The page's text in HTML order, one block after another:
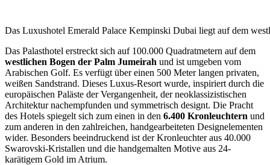
Das Luxushotel Emerald Palace Kempinski Dubai liegt auf dem
Das Palasthotel erstreckt sich auf 100.000 Quadratmetern auf dem
westlichen Bogen der Palm Jumeirah und ist umgeben vom
Arabischen Golf. Es verfügt über einen 500 Meter langen privaten,
weißen Sandstrand. Dieses Luxus-Resort wurde, inspiriert durch die
europäischen Paläste der Vergangenheit, der neoklassizistischen
Architektur nachempfunden und symmetrisch designt. Die Pracht
des Hotels spiegelt sich zum einen in den 6.400 Kronleuchtern und
zum anderen in den zahlreichen, handgearbeiteten Designelementen
wider. Besonders beeindruckend ist der Kronleuchter aus 40.000
Swarovski-Kristallen und die handgemalten Motive aus 24-
karätigem Gold im Atrium.